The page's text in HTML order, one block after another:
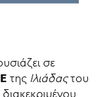
σε
Ετης Ιλιάδαςτου